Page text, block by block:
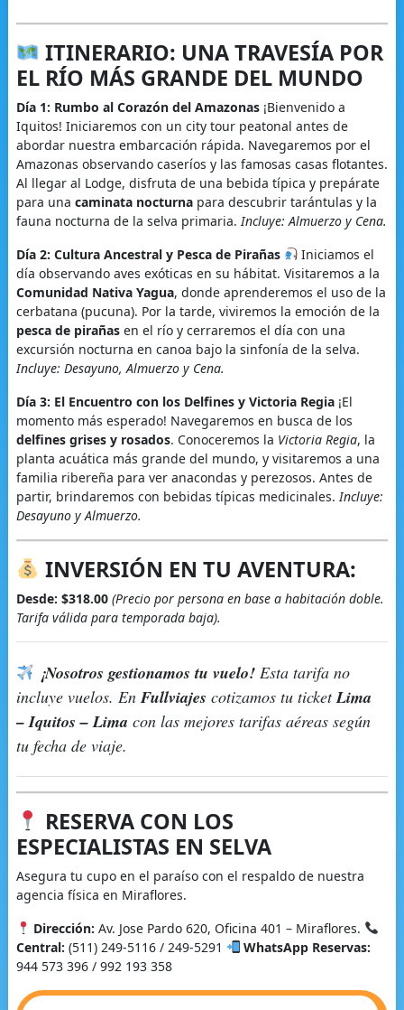
ITINERARIO: UNA TRAVESÍA POR
EL RÍO MÁS GRANDE DEL MUNDO
Día 1: Rumbo al Corazón del Amazonas¡Bienvenido a
Iquitos! Iniciaremos con un city tour peatonal antes de
abordar nuestra embarcación rápida. Navegaremos por el
Amazonas observando caseríos y las famosas casas flotantes.
Al llegar al Lodge, disfruta de una bebida típica y prepárate
para una caminata nocturnapara descubrir tarántulas y la
fauna nocturna de la selva primaria.Incluye: Almuerzo y Cena.
Día 2: Cultura Ancestral y Pesca de Pirañas
Iniciamos el
día observando aves exóticas en su hábitat. Visitaremos a la
Comunidad Nativa Yagua, donde aprenderemos el uso de la
cerbatana (pucuna). Por la tarde, viviremos la emoción de la
pesca de pirañasen el río y cerraremos el día con una
excursión nocturna en canoa bajo la sinfonía de la selva.
Incluye: Desayuno, Almuerzo y Cena.
Día 3: El Encuentro con los Delfines y Victoria Regia¡El
momento más esperado! Navegaremos en busca de los
delfines grises y rosados. Conoceremos la Victoria Regia, la
planta acuática más grande del mundo, y visitaremos a una
familia ribereña para ver anacondas y perezosos. Antes de
partir, brindaremos con bebidas típicas medicinales.Incluye:
Desayuno y Almuerzo.
INVERSIÓN EN TU AVENTURA:
Desde: $318.00 (Precio por persona en base a habitación doble.
Tarifa válida para temporada baja).
¡Nosotros gestionamos tu vuelo! Esta tarifa no
incluye vuelos. EnFullviajes cotizamos tu ticketLima
– Iquitos – Lima con las mejores tarifas aéreas según
tu fecha de viaje.
RESERVA CON LOS
ESPECIALISTAS EN SELVA
Asegura tu cupo en el paraíso con el respaldo de nuestra
agencia física en Miraflores.
Dirección: Av. Jose Pardo 620, Oficina 401 – Miraflores.
Central: (511) 249-5116 / 249-5291
WhatsApp Reservas:
944 573 396 / 992 193 358